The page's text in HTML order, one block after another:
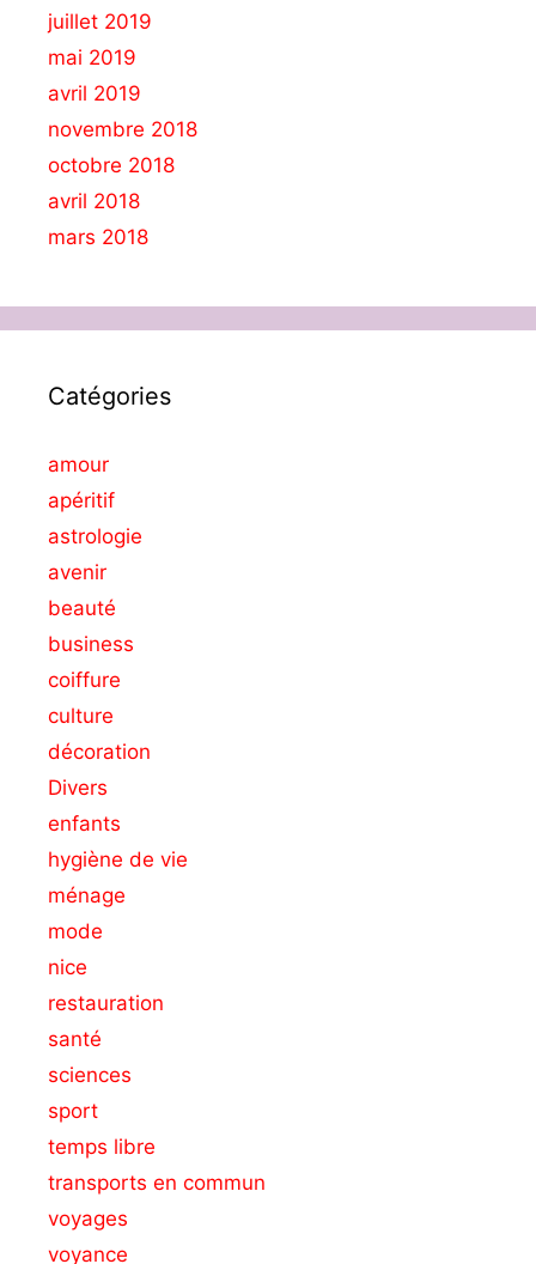
juillet 2019
mai 2019
avril 2019
novembre 2018
octobre 2018
avril 2018
mars 2018
Catégories
amour
apéritif
astrologie
avenir
beauté
business
coiffure
culture
décoration
Divers
enfants
hygiène de vie
ménage
mode
nice
restauration
santé
sciences
sport
temps libre
transports en commun
voyages
voyance